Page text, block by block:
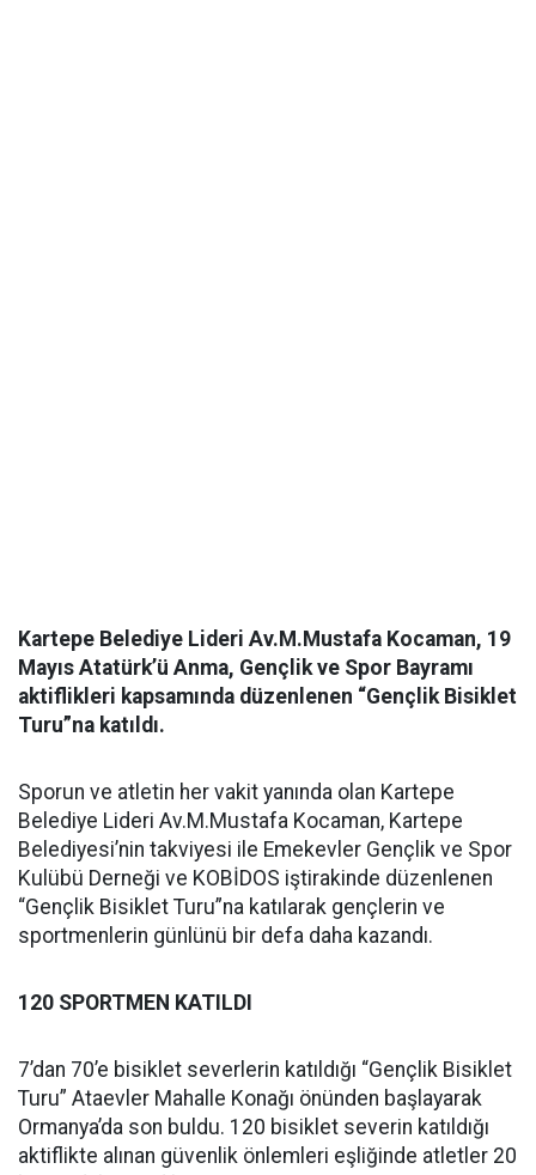
Kartepe Belediye Lideri Av.M.Mustafa Kocaman, 19
Mayıs Atatürk’ü Anma, Gençlik ve Spor Bayramı
aktiflikleri kapsamında düzenlenen “Gençlik Bisiklet
Turu”na katıldı.
Sporun ve atletin her vakit yanında olan Kartepe
Belediye Lideri Av.M.Mustafa Kocaman, Kartepe
Belediyesi’nin takviyesi ile Emekevler Gençlik ve Spor
Kulübü Derneği ve KOBİDOS iştirakinde düzenlenen
“Gençlik Bisiklet Turu”na katılarak gençlerin ve
sportmenlerin günlünü bir defa daha kazandı.
120 SPORTMEN KATILDI
7’dan 70’e bisiklet severlerin katıldığı “Gençlik Bisiklet
Turu” Ataevler Mahalle Konağı önünden başlayarak
Ormanya’da son buldu. 120 bisiklet severin katıldığı
aktiflikte alınan güvenlik önlemleri eşliğinde atletler 20